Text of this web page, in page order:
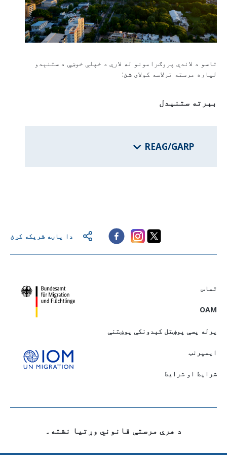
د فدرالي ایالتونو برنامې
تاسو د لاندې پروګرامونو له لارې د خپلې خوښې د ستنېدو
لپاره مرسته ترلاسه کولای شئ:
بېرته ستنېدل
REAG/GARP
دا پاڼه شریکه کړئ
تماس
OAM
پرله پسې پوښتل کېدونکې پوښتنې
ايمپرنټ
شرایط او شرایط
د هرې مرستې قانوني وړتيا نشته۔